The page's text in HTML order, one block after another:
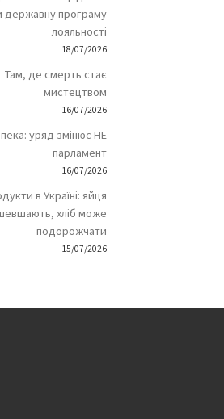
державну програму
лояльності
18/07/2026
Там, де смерть стає
мистецтвом
16/07/2026
уряд змінює НЕ
парламент
16/07/2026
в Україні: яйця
хліб може
подорожчати
15/07/2026